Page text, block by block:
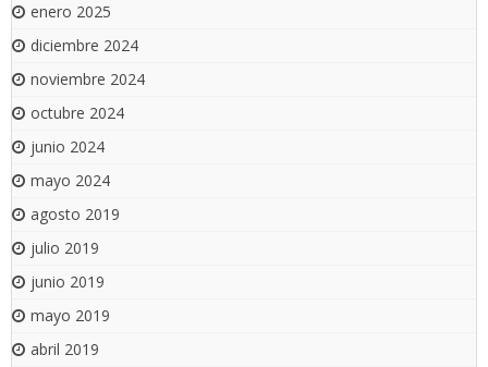
enero 2025
diciembre 2024
noviembre 2024
octubre 2024
junio 2024
mayo 2024
agosto 2019
julio 2019
junio 2019
mayo 2019
abril 2019